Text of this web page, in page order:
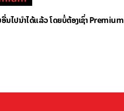
ນໄປນຳໄດ້ແລ້ວ ໂດຍບໍ່ຕ້ອງເຊົ່າ Premium